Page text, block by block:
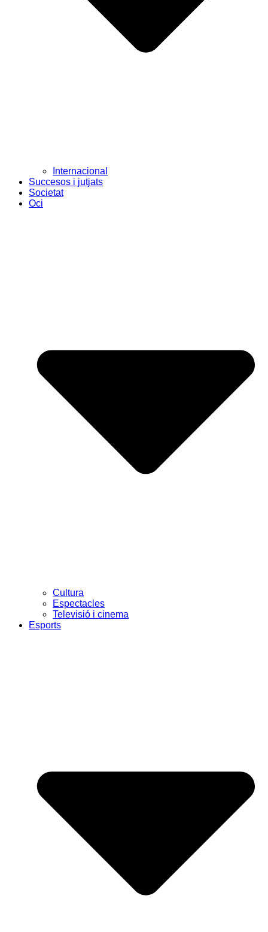
Internacional
Succesos i jutjats
Societat
Oci
Cultura
Espectacles
Televisió i cinema
Esports